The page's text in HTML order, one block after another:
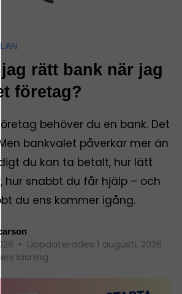
rätt bank när jag
företag?
behöver du en bank. Det
bankvalet påverkar mer än
du kan ta betalt, hur lätt
hur snabbt du får hjälp – och
du ens kommer igång.
• Uppdaterades 1 augusti, 2026
läsning